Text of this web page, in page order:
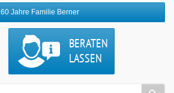
60 Jahre Familie Berner
BERATEN
LASSEN